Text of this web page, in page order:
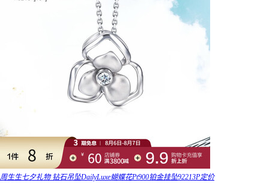
周生生七夕礼物 钻石吊坠DailyLuxe蝴蝶花Pt900铂金挂坠92213P定价